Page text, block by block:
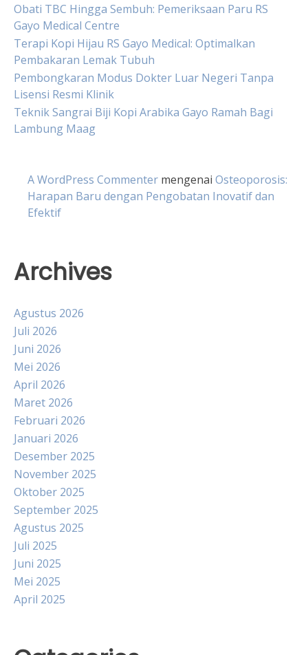
Obati TBC Hingga Sembuh: Pemeriksaan Paru RS
Gayo Medical Centre
Terapi Kopi Hijau RS Gayo Medical: Optimalkan
Pembakaran Lemak Tubuh
Pembongkaran Modus Dokter Luar Negeri Tanpa
Lisensi Resmi Klinik
Teknik Sangrai Biji Kopi Arabika Gayo Ramah Bagi
Lambung Maag
A WordPress Commenter mengenai Osteoporosis:
Harapan Baru dengan Pengobatan Inovatif dan
Efektif
Archives
Agustus 2026
Juli 2026
Juni 2026
Mei 2026
April 2026
Maret 2026
Februari 2026
Januari 2026
Desember 2025
November 2025
Oktober 2025
September 2025
Agustus 2025
Juli 2025
Juni 2025
Mei 2025
April 2025